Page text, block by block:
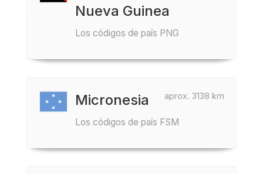
Nueva Guinea
Los códigos de país PNG
aprox. 3138 km
Micronesia
Los códigos de país FSM